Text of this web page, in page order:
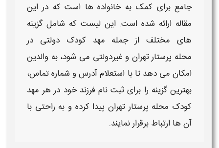
جامع برای کمک به خانواده ها است که در این
مقاله ارائه شده است. این لیست که شامل گزینه
های مختلف از جمله مهد کودک دولتی در
محله پرستار تهران و غیردولتی می شود، به والدین
امکان می دهد تا با استعلام آدرس و شماره تماس،
بهترین گزینه را برای ثبت نام فرزند خود در هرمهد
کودک محله پرستار تهران پیدا کرده و به راحتی با
آن ها ارتباط برقرار نمایند.